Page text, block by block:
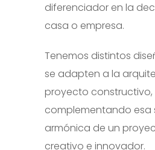
diferenciador en la
casa o empresa.
Tenemos distintos
se adapten a la
proyecto constructivo,
complementando esa
armónica de un
creativo e innovador.